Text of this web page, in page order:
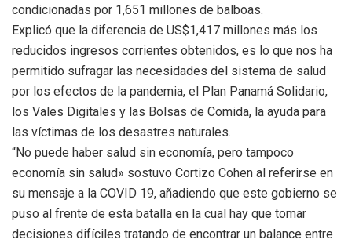
condicionadas por 1,651 millones de balboas.
Explicó que la diferencia de US$1,417 millones más los
reducidos ingresos corrientes obtenidos, es lo que nos ha
permitido sufragar las necesidades del sistema de salud
por los efectos de la pandemia, el Plan Panamá Solidario,
los Vales Digitales y las Bolsas de Comida, la ayuda para
las víctimas de los desastres naturales.
“No puede haber salud sin economía, pero tampoco
economía sin salud» sostuvo Cortizo Cohen al referirse en
su mensaje a la COVID 19, añadiendo que este gobierno se
puso al frente de esta batalla en la cual hay que tomar
decisiones difíciles tratando de encontrar un balance entre